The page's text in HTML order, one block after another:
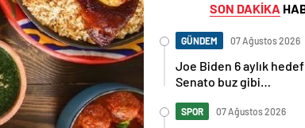
SON DAKİKA
GÜNDEM 07 Ağustos 2026
Joe Biden 6 aylık
Senato buz gibi…
SPOR 07 Ağustos 2026